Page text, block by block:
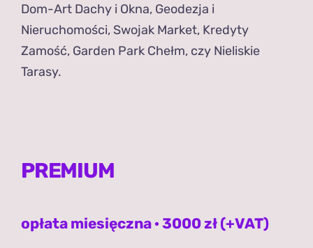
Dom-Art Dachy i Okna, Geodezja i
Nieruchomości, Swojak Market, Kredyty
Zamość, Garden Park Chełm, czy Nieliskie
Tarasy.
PREMIUM
opłata miesięczna · 3000 zł (+VAT)